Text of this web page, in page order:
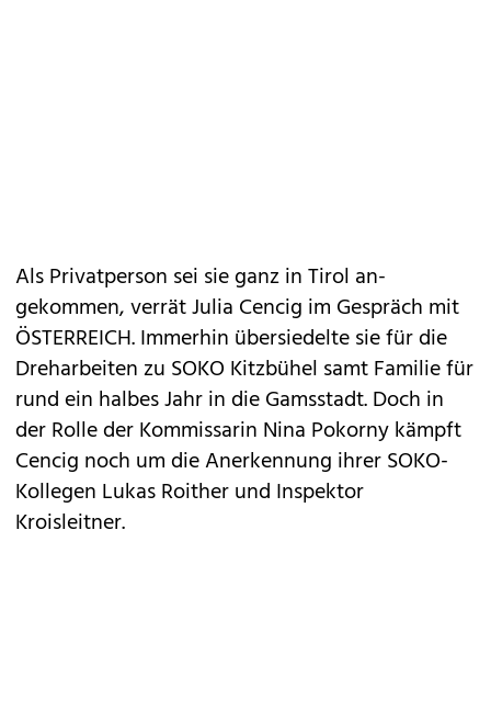
Als Privatperson sei sie ganz in Tirol an­
gekommen, verrät Julia Cencig im Gespräch mit
ÖSTERREICH. Immerhin übersiedelte sie für die
Dreharbeiten zu SOKO Kitzbühel samt Familie für
rund ein halbes Jahr in die Gamsstadt. Doch in
der Rolle der Kommissarin Nina Pokorny kämpft
Cencig noch um die Anerkennung ihrer SOKO-
Kollegen Lukas Roither und Inspektor
Kroisleitner.